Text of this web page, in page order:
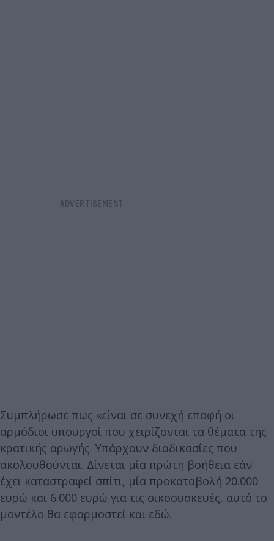
Συμπλήρωσε πως «είναι σε συνεχή επαφή οι
αρμόδιοι υπουργοί που χειρίζονται τα θέματα της
κρατικής αρωγής. Υπάρχουν διαδικασίες που
ακολουθούνται. Δίνεται μία πρώτη βοήθεια εάν
έχει καταστραφεί σπίτι, μία προκαταβολή 20.000
ευρώ και 6.000 ευρώ για τις οικοσυσκευές, αυτό το
μοντέλο θα εφαρμοστεί και εδώ.